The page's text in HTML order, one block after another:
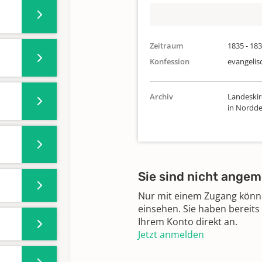
Zeitraum
1835 -
Konfession
Archiv
in
Sie sind nicht
Nur mit einem Zugang
einsehen. Sie haben
Ihrem Konto direkt an.
Jetzt anmelden